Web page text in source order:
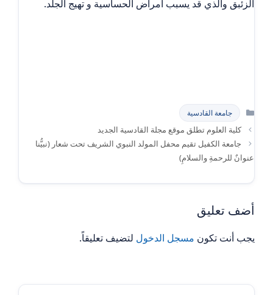
الزئبق والذي قد يسبب امراض الحساسية و تهيج الجلد.
التصنيفات
جامعة القادسية
كلية العلوم تطلق موقع مجلة القادسية الجديد
جامعة الكفيل تقيم محفل المولد النبوي الشريف تحت شعار (نبيُّنا
عنوانٌ للرحمةِ والسلامِ)
أضف تعليق
يجب أنت تكون مسجل الدخول لتضيف تعليقاً.